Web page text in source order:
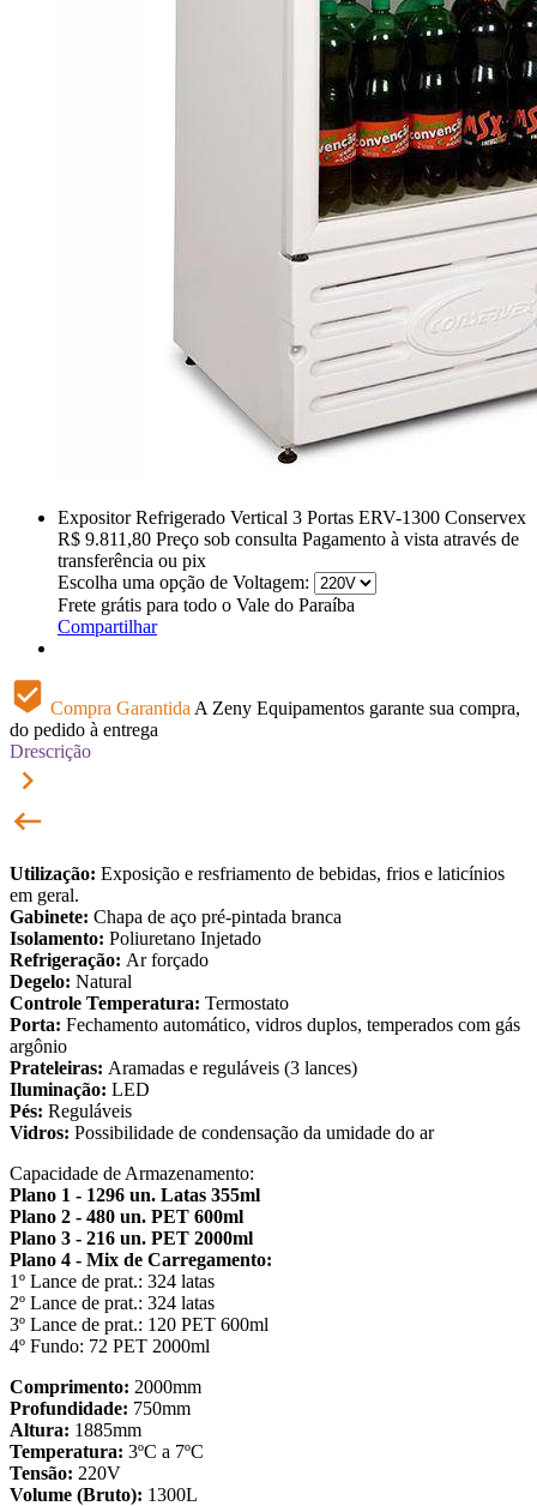
Expositor Refrigerado Vertical 3 Portas ERV-1300 Conservex
R$ 9.811,80 Preço sob consulta Pagamento à vista através de
transferência ou pix
Escolha uma opção de Voltagem:
Frete grátis para todo o Vale do Paraíba
Compartilhar
beenhere Compra Garantida A Zeny Equipamentos garante sua compra,
do pedido à entrega
Drescrição
keyboard_arrow_right
keyboard_backspace
Utilização: Exposição e resfriamento de bebidas, frios e laticínios
em geral.
Gabinete: Chapa de aço pré-pintada branca
Isolamento: Poliuretano Injetado
Refrigeração: Ar forçado
Degelo: Natural
Controle Temperatura: Termostato
Porta: Fechamento automático, vidros duplos, temperados com gás
argônio
Prateleiras: Aramadas e reguláveis (3 lances)
Iluminação: LED
Pés: Reguláveis
Vidros: Possibilidade de condensação da umidade do ar
Capacidade de Armazenamento:
Plano 1 - 1296 un. Latas 355ml
Plano 2 - 480 un. PET 600ml
Plano 3 - 216 un. PET 2000ml
Plano 4 - Mix de Carregamento:
1º Lance de prat.: 324 latas
2º Lance de prat.: 324 latas
3º Lance de prat.: 120 PET 600ml
4º Fundo: 72 PET 2000ml
Comprimento: 2000mm
Profundidade: 750mm
Altura: 1885mm
Temperatura: 3ºC a 7ºC
Tensão: 220V
Volume (Bruto): 1300L